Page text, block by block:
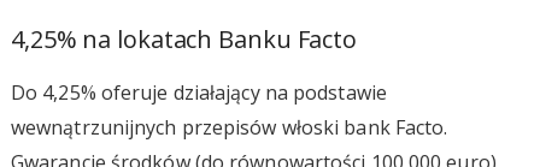
4,25% na lokatach Banku Facto
Do 4,25% oferuje działający na podstawie
wewnątrzunijnych przepisów włoski bank Facto.